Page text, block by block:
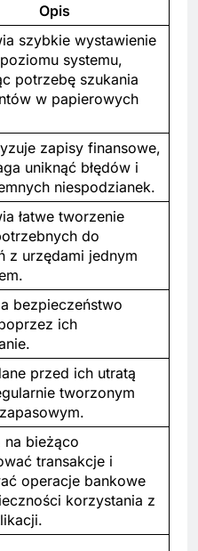
Opis
szybkie wystawienie
systemu,
potrzebę szukania
w papierowych
zapisy finansowe,
uniknąć błędów i
niespodzianek.
łatwe tworzenie
do
z urzędami jednym
bezpieczeństwo
ich
przed ich utratą
tworzonym
na bieżąco
transakcje i
operacje bankowe
korzystania z